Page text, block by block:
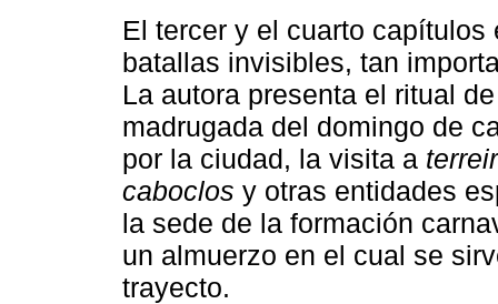
El tercer y el cuarto
batallas invisibles, tan
La autora presenta el ritual
madrugada del domingo de
por la ciudad, la visita a
caboclos y otras entidades
la sede de la formación
un almuerzo en el cual se
trayecto.